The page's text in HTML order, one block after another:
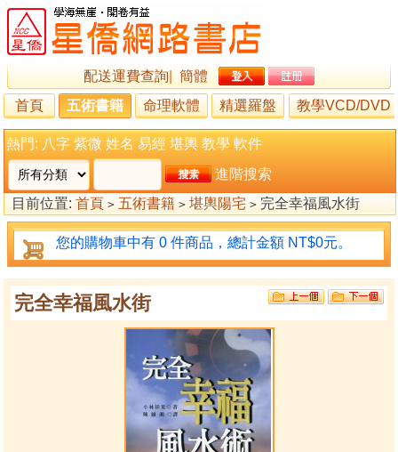
配送運費查詢
簡體
首頁
五術書籍 命理軟體 精選羅盤 教學VCD/DVD
熱門: 八字 紫微 姓名 易經 堪輿 教學 軟件
進階搜索
目前位置: 首頁 > 五術書籍 > 堪輿陽宅 > 完全幸福風水街
您的購物車中有 0 件商品，總計金額 NT$0元。
完全幸福風水街